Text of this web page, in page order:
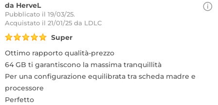
da HerveL
Pubblicato il 19/03/25.
Acquistato il 21/01/25 da LDLC
Super
Ottimo rapporto qualità-prezzo
64 GB ti garantiscono la massima tranquillità
Per una configurazione equilibrata tra scheda madre e
processore
Perfetto